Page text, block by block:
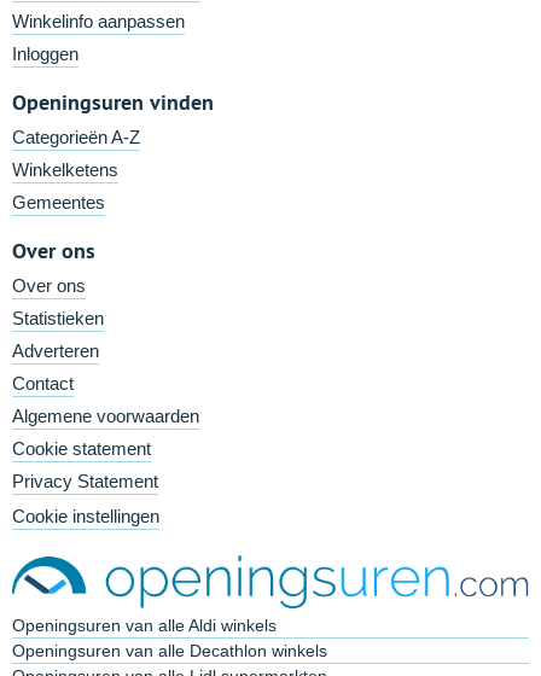
Winkelinfo aanpassen
Inloggen
Openingsuren vinden
Categorieën A-Z
Winkelketens
Gemeentes
Over ons
Over ons
Statistieken
Adverteren
Contact
Algemene voorwaarden
Cookie statement
Privacy Statement
Cookie instellingen
Openingsuren van alle Aldi winkels
Openingsuren van alle Decathlon winkels